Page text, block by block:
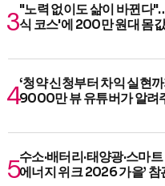
"노력 없이도 삶이 바뀐다
식 코스'에 200만 원대 몸
‘청약 신청부터 차익 실현
9000만 뷰 유튜버가 알려
수소·배터리·태양광·스마
에너지 위크 2026 가을’ 참